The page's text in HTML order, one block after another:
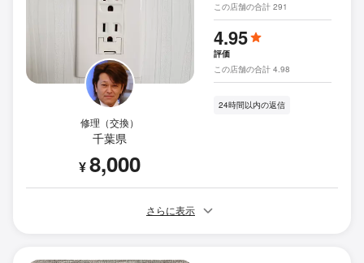
修理（交換）
千葉県
¥8,000
この店舗の合計 291
4.95
評価
この店舗の合計 4.98
24時間以内の返信
さらに表示